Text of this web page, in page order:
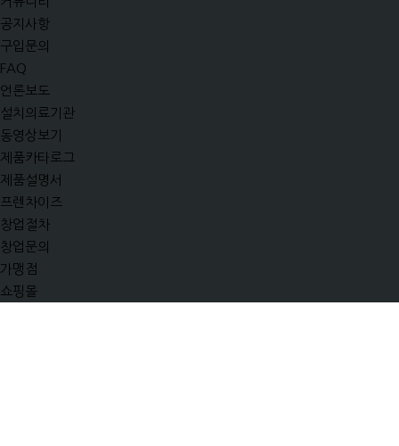
공지사항
구입문의
FAQ
언론보도
설치의료기관
동영상보기
제품카타로그
제품설명서
프렌차이즈
창업절차
창업문의
가맹점
쇼핑몰